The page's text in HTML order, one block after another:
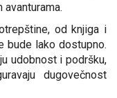
od knjiga i
bude lako dostupno.
udobnost i podršku,
dugovečnost